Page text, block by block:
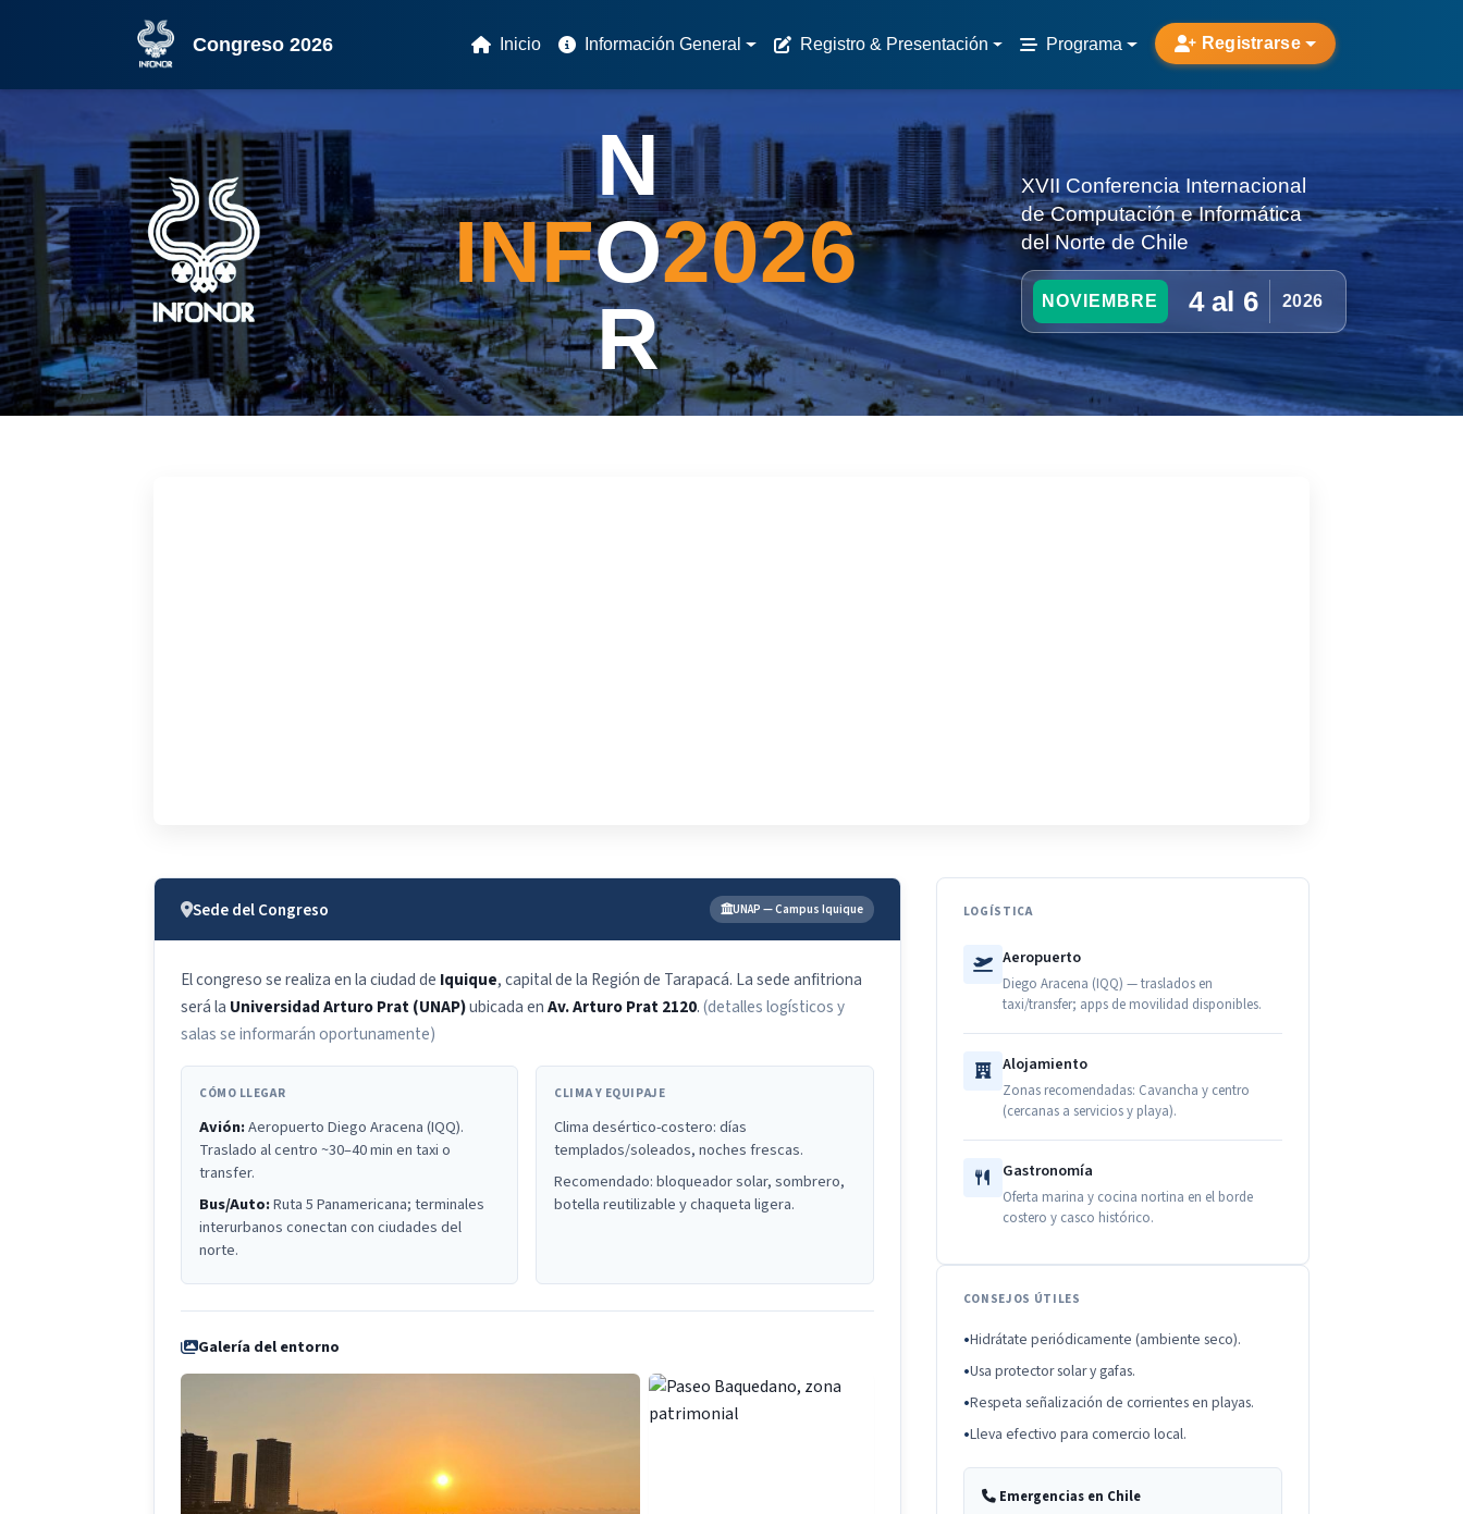
Congreso 2026 Inicio Información General Registro & Presentación Programa Registrarse
INF
N
O
R
2026
XVII Conferencia Internacional
de Computación e Informática
del Norte de Chile
NOVIEMBRE 4 al 6 2026
Sede del Congreso UNAP — Campus Iquique
El congreso se realiza en la ciudad de Iquique, capital de la Región de Tarapacá. La sede anfitriona
será la Universidad Arturo Prat (UNAP)ubicada enAv. Arturo Prat 2120.(detalles logísticos y
salas se informarán oportunamente)
CÓMO LLEGAR
Avión:Aeropuerto Diego Aracena (IQQ).
Traslado al centro ~30–40 min en taxi o
transfer.
Bus/Auto:Ruta 5 Panamericana; terminales
interurbanos conectan con ciudades del
norte.
CLIMA Y EQUIPAJE
Clima desértico-costero: días
templados/soleados, noches frescas.
Recomendado: bloqueador solar, sombrero,
botella reutilizable y chaqueta ligera.
Galería del entorno
LOGÍSTICA
Aeropuerto
Diego Aracena (IQQ) — traslados en
taxi/transfer; apps de movilidad disponibles.
Alojamiento
Zonas recomendadas: Cavancha y centro
(cercanas a servicios y playa).
Gastronomía
Oferta marina y cocina nortina en el borde
costero y casco histórico.
CONSEJOS ÚTILES
Hidrátate periódicamente (ambiente seco).
Usa protector solar y gafas.
Respeta señalización de corrientes en playas.
Lleva efectivo para comercio local.
Emergencias en Chile